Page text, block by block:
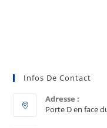
Infos De Contact
Adresse :
Porte D en face